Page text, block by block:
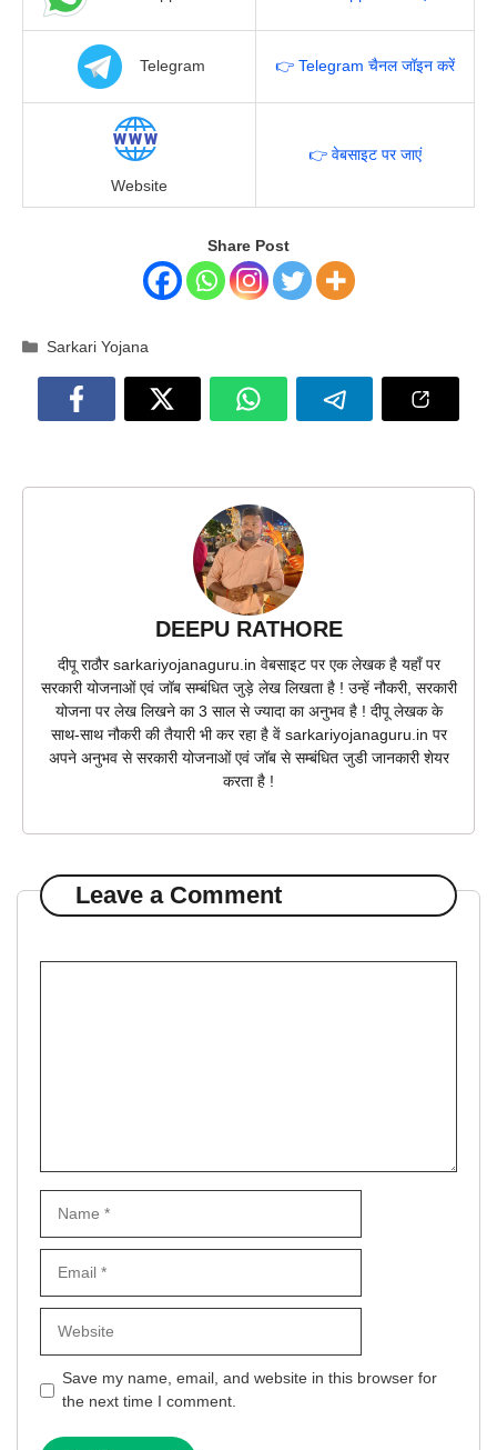
Telegram 👉 Telegram चैनल जॉइन करें
Website
👉 वेबसाइट पर जाएं
Share Post
Categories
Sarkari Yojana
DEEPU RATHORE
दीपू राठौर sarkariyojanaguru.in वेबसाइट पर एक लेखक है यहाँ पर
सरकारी योजनाओं एवं जॉब सम्बंधित जुड़े लेख लिखता है ! उन्हें नौकरी, सरकारी
योजना पर लेख लिखने का 3 साल से ज्यादा का अनुभव है ! दीपू लेखक के
साथ-साथ नौकरी की तैयारी भी कर रहा है वें sarkariyojanaguru.in पर
अपने अनुभव से सरकारी योजनाओं एवं जॉब से सम्बंधित जुडी जानकारी शेयर
करता है !
Leave a Comment
Save my name, email, and website in this browser for
the next time I comment.